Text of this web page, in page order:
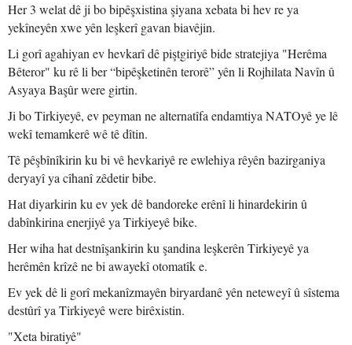
Her 3 welat dê ji bo bipêşxistina şiyana xebata bi hev re ya
yekîneyên xwe yên leşkerî gavan biavêjin.
Li gorî agahiyan ev hevkarî dê piştgiriyê bide stratejiya "Herêma
Bêteror" ku rê li ber “bipêşketinên terorê” yên li Rojhilata Navîn û
Asyaya Başûr were girtin.
Ji bo Tirkiyeyê, ev peyman ne alternatîfa endamtiya NATOyê ye lê
wekî temamkerê wê tê dîtin.
Tê pêşbînîkirin ku bi vê hevkariyê re ewlehiya rêyên bazirganiya
deryayî ya cîhanî zêdetir bibe.
Hat diyarkirin ku ev yek dê bandoreke erênî li hinardekirin û
dabînkirina enerjiyê ya Tirkiyeyê bike.
Her wiha hat destnîşankirin ku şandina leşkerên Tirkiyeyê ya
herêmên krîzê ne bi awayekî otomatîk e.
Ev yek dê li gorî mekanîzmayên biryardanê yên neteweyî û sîstema
destûrî ya Tirkiyeyê were birêxistin.
"Xeta biratiyê"